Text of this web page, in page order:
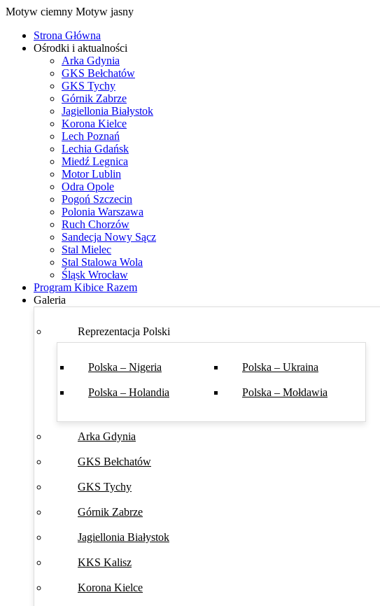
Motyw ciemny Motyw jasny
Strona Główna
Ośrodki i aktualności
Arka Gdynia
GKS Bełchatów
GKS Tychy
Górnik Zabrze
Jagiellonia Białystok
Korona Kielce
Lech Poznań
Lechia Gdańsk
Miedź Legnica
Motor Lublin
Odra Opole
Pogoń Szczecin
Polonia Warszawa
Ruch Chorzów
Sandecja Nowy Sącz
Stal Mielec
Stal Stalowa Wola
Śląsk Wrocław
Program Kibice Razem
Galeria
Reprezentacja Polski
Polska – Nigeria
Polska – Holandia
Polska – Ukraina
Polska – Mołdawia
Arka Gdynia
GKS Bełchatów
GKS Tychy
Górnik Zabrze
Jagiellonia Białystok
KKS Kalisz
Korona Kielce